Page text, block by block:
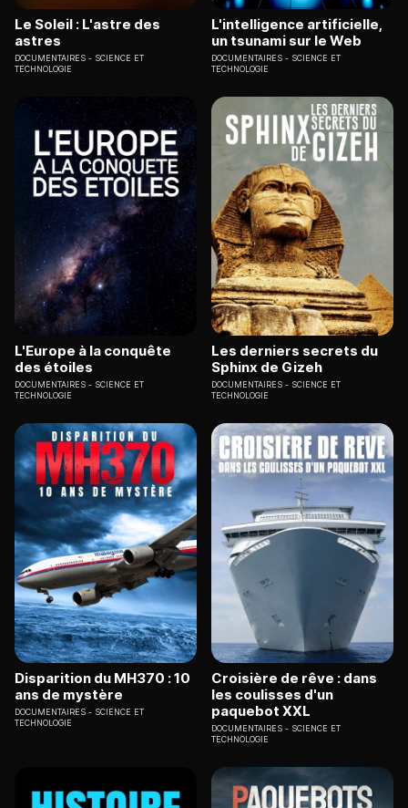
Le Soleil : L'astre des
astres
DOCUMENTAIRES
SCIENCE ET
TECHNOLOGIE
L'intelligence artificielle,
un tsunami sur le Web
DOCUMENTAIRES
SCIENCE ET
TECHNOLOGIE
L'Europe à la conquête
des étoiles
DOCUMENTAIRES
SCIENCE ET
TECHNOLOGIE
Les derniers secrets du
Sphinx de Gizeh
DOCUMENTAIRES
SCIENCE ET
TECHNOLOGIE
Disparition du MH370 : 10
ans de mystère
DOCUMENTAIRES
SCIENCE ET
TECHNOLOGIE
Croisière de rêve : dans
les coulisses d'un
paquebot XXL
DOCUMENTAIRES
SCIENCE ET
TECHNOLOGIE